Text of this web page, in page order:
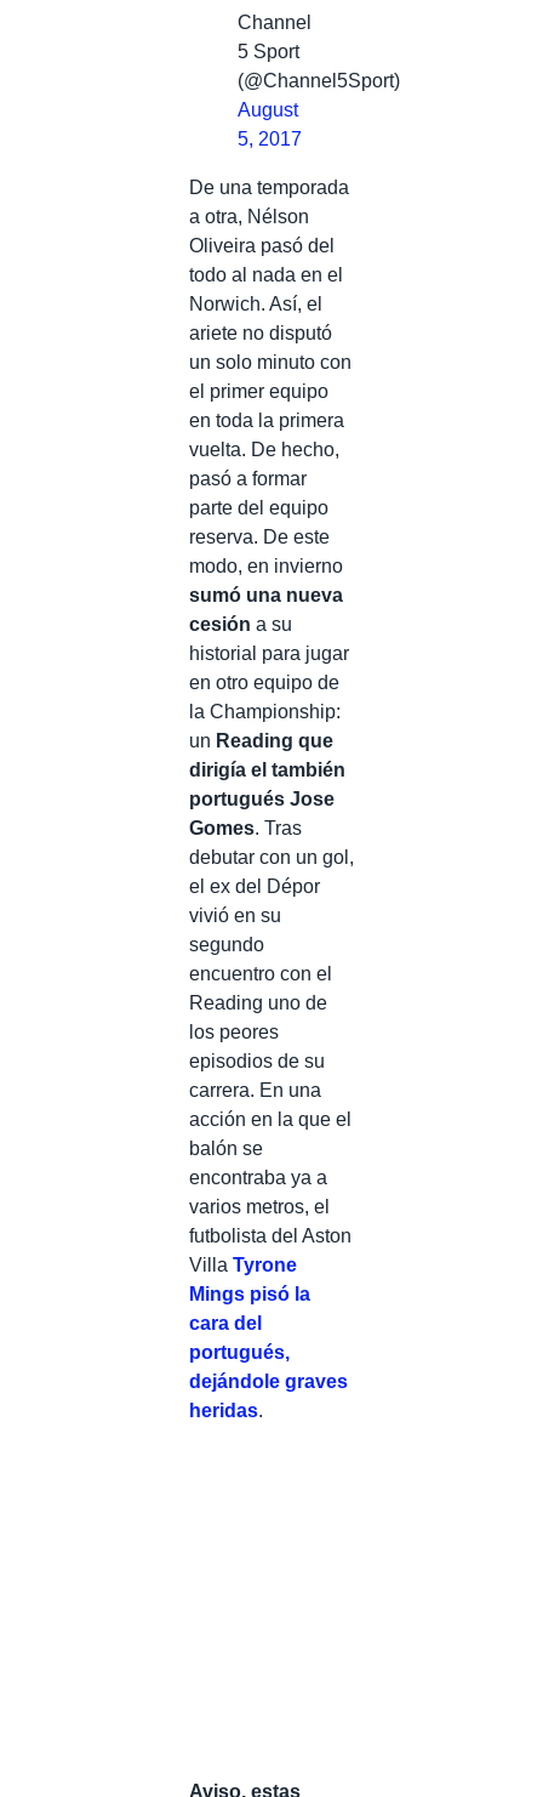
Channel
5 Sport
(@Channel5Sport)
August
5, 2017
De una temporada
a otra, Nélson
Oliveira pasó del
todo al nada en el
Norwich. Así, el
ariete no disputó
un solo minuto con
el primer equipo
en toda la primera
vuelta. De hecho,
pasó a formar
parte del equipo
reserva. De este
modo, en invierno
sumó una nueva
cesión a su
historial para jugar
en otro equipo de
la Championship:
un Reading que
dirigía el también
portugués Jose
Gomes. Tras
debutar con un gol,
el ex del Dépor
vivió en su
segundo
encuentro con el
Reading uno de
los peores
episodios de su
carrera. En una
acción en la que el
balón se
encontraba ya a
varios metros, el
futbolista del Aston
Villa Tyrone
Mings pisó la
cara del
portugués,
dejándole graves
heridas.
Aviso, estas